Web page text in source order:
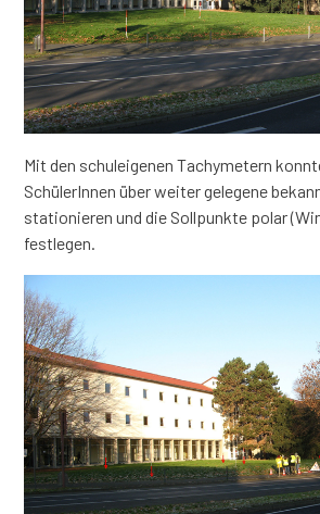
Mit den schuleigenen Tachymetern
SchülerInnen über weiter gelegene
stationieren und die Sollpunkte polar
festlegen.